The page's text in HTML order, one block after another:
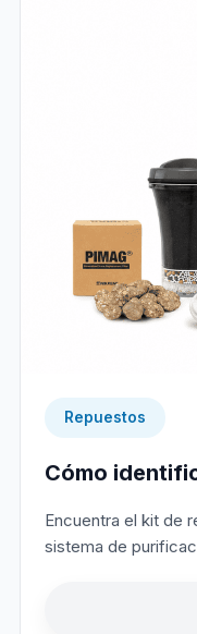
Repuestos
Cómo
Encuentra el kit de
sistema de